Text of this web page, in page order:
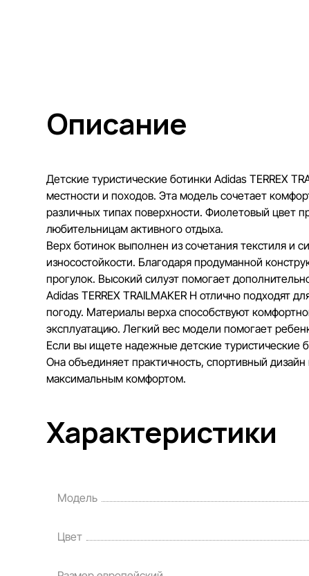
Описание
Детские туристические ботинки Adidas TERREX
местности и походов. Эта модель сочетает
различных типах поверхности. Фиолетовый цвет
любительницам активного отдыха.
Верх ботинок выполнен из сочетания текстиля и
износостойкости. Благодаря продуманной
прогулок. Высокий силуэт помогает
Adidas TERREX TRAILMAKER H отлично подходят
погоду. Материалы верха способствуют
эксплуатацию. Легкий вес модели помогает
Если вы ищете надежные детские туристические
Она объединяет практичность, спортивный
максимальным комфортом.
Характеристики
Модель
Цвет